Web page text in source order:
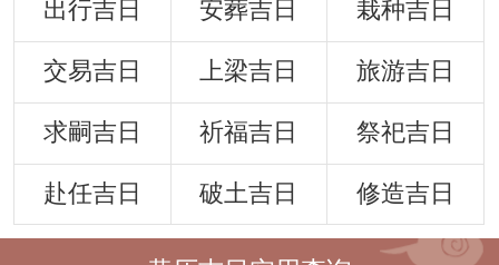
出行吉日 安葬吉日 栽种吉日
交易吉日 上梁吉日 旅游吉日
求嗣吉日 祈福吉日 祭祀吉日
赴任吉日 破土吉日 修造吉日